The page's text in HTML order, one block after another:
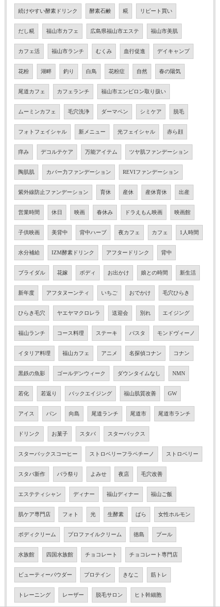
続けやすい酵素ドリンク 酵素石鹸 糀 リピート買い
だし糀 福山市カフェ 広島県福山市エステ 福山市美肌
カフェ活 福山市ランチ むくみ 血行促進 デイキャンプ
花粉 湖畔 釣り 白鳥 花粉症 自然 春の陽気
尾道カフェ カフェランチ 福山市エンビロン取り扱い
ムーミンカフェ 毛穴洗浄 ダーマペン シミケア 脱毛
フォトフェイシャル 新メニュー 光フェイシャル 赤ら顔
痒み デコルテケア 万能アイテム ツヤ肌ファンデーション
陶肌肌 カバー力ファンデーション REVIファンデーション
紫外線防止ファンデーション 育休 産休 産休育休 出産
営業時間 休日 映画 春休み ドラえもん映画 映画館
子供映画 美背中 背中ハーブ 夜カフェ カフェ 1人時間
水分補給 IZM酵素ドリンク アフタードリンク 背中
ブライダル 花嫁 ボディ お出かけ 娘との時間 新生活
新年度 アフタヌーンティ いちご おでかけ 毛穴ひらき
ひらき毛穴 ヤエヤマクロレラ 送迎会 別れ エイジング
福山ランチ コース料理 ステーキ パスタ モンドヴィーノ
イタリア料理 福山カフェ アニメ 名探偵コナン コナン
黒鉄の魚影 ゴールデンウィーク ダウンタイムなし NMN
若化 若返り バックエイジング 福山肌質改善 GW
アイス パン 向島 尾道ランチ 尾道市 尾道市ランチ
ドリンク お菓子 スタバ スターバックス
スターバックスコーヒー ストロベリーフラペチーノ ストロベリー
スタバ新作 バラ祭り よみせ 夜店 毛穴改善
エステティシャン ディナー 福山ディナー 福山ご飯
肌ケア専門店 フォト 光 生酵素 ばら 女性ホルモン
ボディクリーム プロファイルクリーム 徳島 プール
水族館 四国水族館 チョコレート チョコレート専門店
ビューティーパウダー プロテイン きなこ 筋トレ
トレーニング レーザー 脱毛サロン ヒト幹細胞